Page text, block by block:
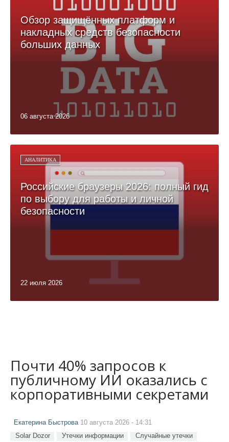
Обзор защищённых платформ и
накладных средств безопасности
больших данных
06 августа 2026
АНАЛИТИКА
Российские браузеры 2026: полный гид
по выбору для работы и личной
безопасности
22 июля 2026
Почти 40% запросов к
публичному ИИ оказались с
корпоративными секретами
Екатерина Быстрова10 августа 2026 - 14:31
Solar Dozor Утечки информации
Случайные утечки